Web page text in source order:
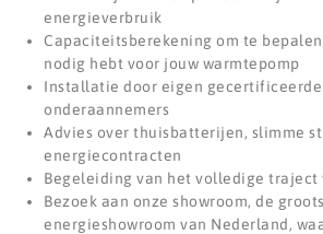
energieverbruik
Capaciteitsberekening om te
nodig hebt voor jouw warmtepomp
Installatie door eigen gecertificeerde
onderaannemers
Advies over thuisbatterijen, slimme
energiecontracten
Begeleiding van het volledige traject
Bezoek aan onze showroom, de
energieshowroom van Nederland,